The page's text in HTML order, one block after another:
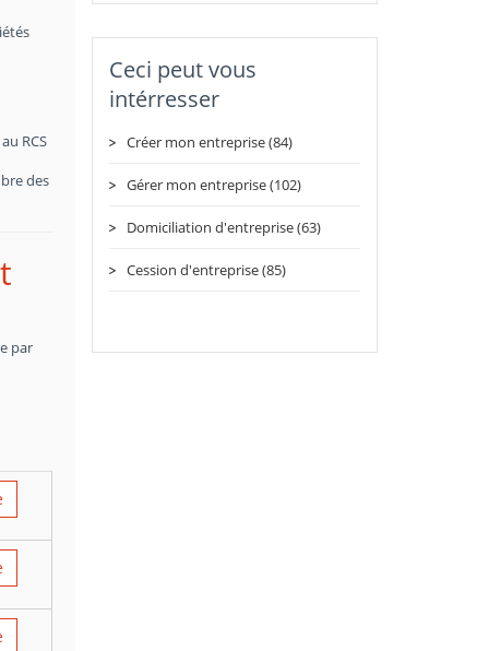
RCS
des
par
Ceci peut vous
intérresser
Créer mon entreprise (84)
Gérer mon entreprise (102)
Domiciliation d'entreprise (63)
Cession d'entreprise (85)